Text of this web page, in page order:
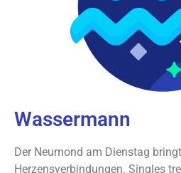
Wassermann
Der Neumond am Dienstag
Herzensverbindungen. Singles